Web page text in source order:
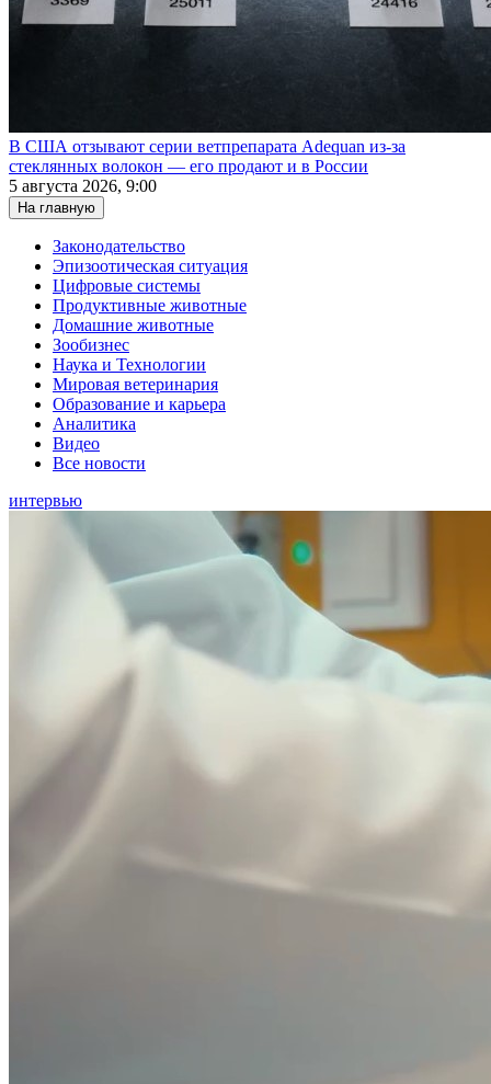
В США отзывают серии ветпрепарата Adequan из-за
стеклянных волокон — его продают и в России
5 августа 2026, 9:00
На главную
Законодательство
Эпизоотическая ситуация
Цифровые системы
Продуктивные животные
Домашние животные
Зообизнес
Наука и Технологии
Мировая ветеринария
Образование и карьера
Аналитика
Видео
Все новости
интервью